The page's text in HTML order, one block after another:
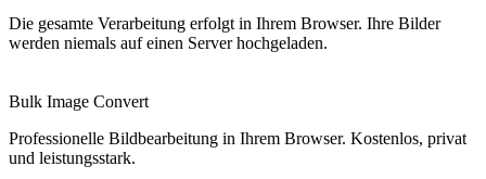
Die gesamte Verarbeitung erfolgt in Ihrem Browser. Ihre Bilder
werden niemals auf einen Server hochgeladen.
Bulk Image Convert
Professionelle Bildbearbeitung in Ihrem Browser. Kostenlos, privat
und leistungsstark.